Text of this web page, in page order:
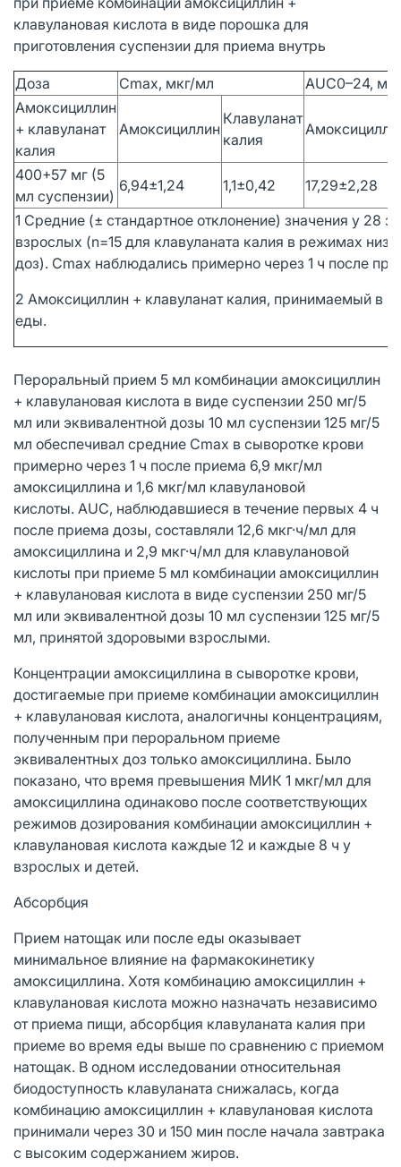
клавулановая кислота в виде порошка для
приготовления суспензии для приема внутрь
Доза Cmax, мкг/мл
AUC0–24,
Амоксициллин
+ клавуланат
калия
Амоксициллин
Клавуланат
калия
400+57 мг (5
мл суспензии)
6,94±1,24 1,1±0,42
17,29±2,28
1 Средние (± стандартное отклонение) значения у 28
взрослых (n=15 для клавуланата калия в режимах
доз). Cmax наблюдались примерно через 1 ч после
2 Амоксициллин + клавуланат калия, принимаемый в
еды.
Пероральный прием 5 мл комбинации амоксициллин
+ клавулановая кислота в виде суспензии 250 мг/5
мл или эквивалентной дозы 10 мл суспензии 125 мг/5
мл обеспечивал средние Cmax в сыворотке крови
примерно через 1 ч после приема 6,9 мкг/мл
амоксициллина и 1,6 мкг/мл клавулановой
кислоты. AUC, наблюдавшиеся в течение первых 4 ч
после приема дозы, составляли 12,6 мкг·ч/мл для
амоксициллина и 2,9 мкг·ч/мл для клавулановой
кислоты при приеме 5 мл комбинации амоксициллин
+ клавулановая кислота в виде суспензии 250 мг/5
мл или эквивалентной дозы 10 мл суспензии 125 мг/5
мл, принятой здоровыми взрослыми.
Концентрации амоксициллина в сыворотке крови,
достигаемые при приеме комбинации амоксициллин
+ клавулановая кислота, аналогичны концентрациям,
полученным при пероральном приеме
эквивалентных доз только амоксициллина. Было
показано, что время превышения МИК 1 мкг/мл для
амоксициллина одинаково после соответствующих
режимов дозирования комбинации амоксициллин +
клавулановая кислота каждые 12 и каждые 8 ч у
взрослых и детей.
Абсорбция
Прием натощак или после еды оказывает
минимальное влияние на фармакокинетику
амоксициллина. Хотя комбинацию амоксициллин +
клавулановая кислота можно назначать независимо
от приема пищи, абсорбция клавуланата калия при
приеме во время еды выше по сравнению с приемом
натощак. В одном исследовании относительная
биодоступность клавуланата снижалась, когда
комбинацию амоксициллин + клавулановая кислота
принимали через 30 и 150 мин после начала завтрака
с высоким содержанием жиров.